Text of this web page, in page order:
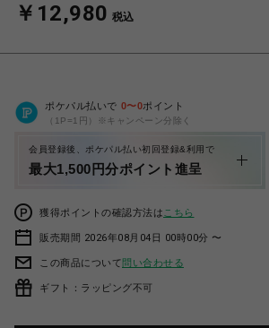
￥12,980 税込
ポケパル払いで 0〜0ポイント
（1P=1円）※キャンペーン分除く
会員登録後、ポケパル払い初回登録&利用で
最大1,500円分ポイント進呈
獲得ポイントの確認方法は こちら
販売期間 2026年08月04日 00時00分 〜
この商品について問い合わせる
ギフト：ラッピング不可